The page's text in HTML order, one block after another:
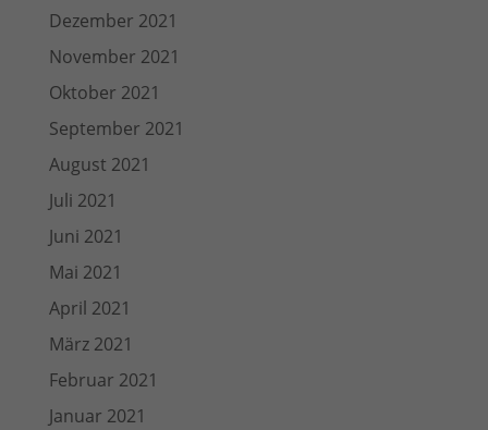
Dezember 2021
November 2021
Oktober 2021
September 2021
August 2021
Juli 2021
Juni 2021
Mai 2021
April 2021
März 2021
Februar 2021
Januar 2021